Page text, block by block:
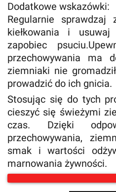
Dodatkowe wskazówki:
Regularnie
kiełkowania i
zapobiec
przechowywania ma
ziemniaki nie
prowadzić do ich gnicia.
Stosując się do tych
cieszyć się świeżymi
czas. Dzięki
przechowywania,
smak i wartości
marnowania żywności.